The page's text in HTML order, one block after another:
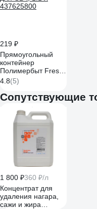
219 ₽
Прямоугольный
контейнер
Полимербыт Fresh
для СВЧ, 1.1 л
437625800
4.8(5)
Сопутствующие
1 800 ₽360 ₽/л
Концентрат для
удаления нагара,
сажи и жира